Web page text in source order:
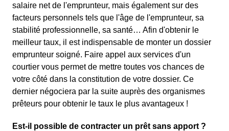
salaire net de l'emprunteur, mais également sur des
facteurs personnels tels que l'âge de l'emprunteur, sa
stabilité professionnelle, sa santé… Afin d'obtenir le
meilleur taux, il est indispensable de monter un dossier
emprunteur soigné. Faire appel aux services d'un
courtier vous permet de mettre toutes vos chances de
votre côté dans la constitution de votre dossier. Ce
dernier négociera par la suite auprès des organismes
prêteurs pour obtenir le taux le plus avantageux !
Est-il possible de contracter un prêt sans apport ?